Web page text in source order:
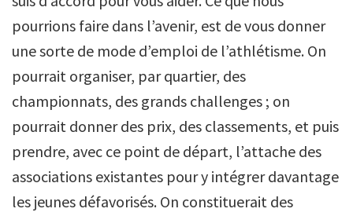
pourrions faire dans l’avenir, est de vous donner
une sorte de mode d’emploi de l’athlétisme. On
pourrait organiser, par quartier, des
championnats, des grands challenges ; on
pourrait donner des prix, des classements, et puis
prendre, avec ce point de départ, l’attache des
associations existantes pour y intégrer davantage
les jeunes défavorisés. On constituerait des